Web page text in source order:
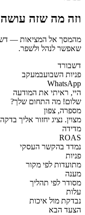
וזה מה שזה
שאפשר לנהל ולשפר.
דשבורד
פניות השבועבמעקב
WhatsApp
היי, ראיתי את המודעה
שלום! מה התחום שלך?
מספרה, צפון
מצוין. נציג יחזור אליך
מדידה
ROAS
נמדד בהקשר העסקי
פניות
מתועדות לפי מקור
מענה
מסודר לפי תהליך
עלות
נבדקת מול איכות
הצעד הבא